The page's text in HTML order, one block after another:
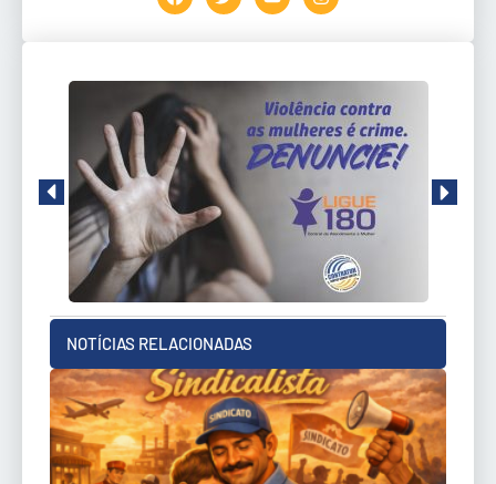
NOTÍCIAS RELACIONADAS